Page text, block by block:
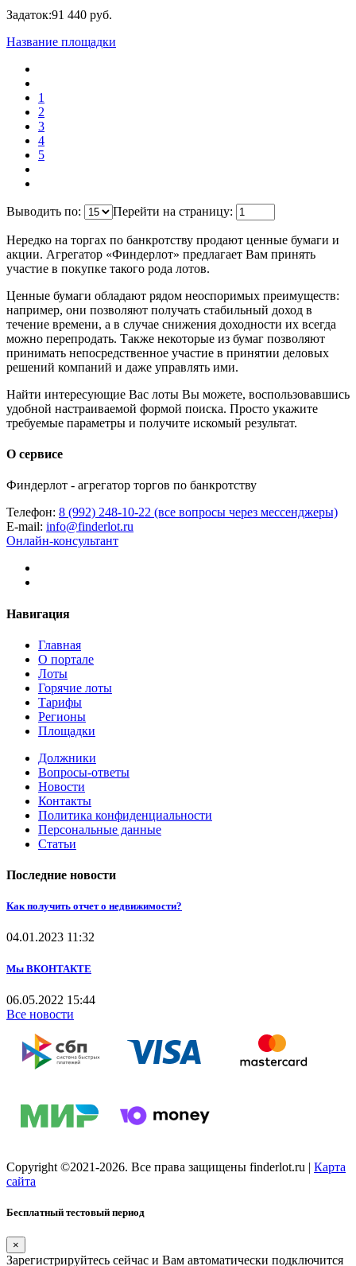
Задаток:91 440 руб.
Название площадки
1
2
3
4
5
Выводить по: Перейти на страницу:
Нередко на торгах по банкротству продают ценные бумаги и
акции. Агрегатор «Финдерлот» предлагает Вам принять
участие в покупке такого рода лотов.
Ценные бумаги обладают рядом неоспоримых преимуществ:
например, они позволяют получать стабильный доход в
течение времени, а в случае снижения доходности их всегда
можно перепродать. Также некоторые из бумаг позволяют
принимать непосредственное участие в принятии деловых
решений компаний и даже управлять ими.
Найти интересующие Вас лоты Вы можете, воспользовавшись
удобной настраиваемой формой поиска. Просто укажите
требуемые параметры и получите искомый результат.
О сервисе
Финдерлот - агрегатор торгов по банкротству
Телефон: 8 (992) 248-10-22 (все вопросы через мессенджеры)
E-mail: info@finderlot.ru
Онлайн-консультант
Навигация
Главная
О портале
Лоты
Горячие лоты
Тарифы
Регионы
Площадки
Должники
Вопросы-ответы
Новости
Контакты
Политика конфиденциальности
Персональные данные
Статьи
Последние новости
Как получить отчет о недвижимости?
04.01.2023 11:32
Мы ВКОНТАКТЕ
06.05.2022 15:44
Все новости
Copyright ©2021-2026. Все права защищены finderlot.ru | Карта
сайта
Бесплатный тестовый период
×
Зарегистрируйтесь сейчас и Вам автоматически подключится